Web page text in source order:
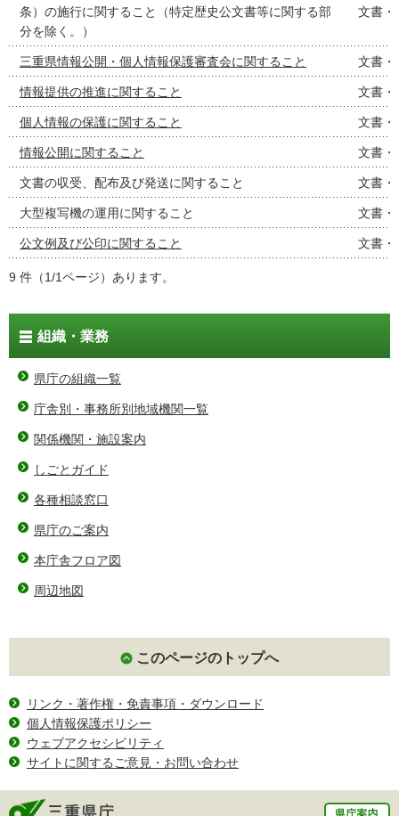
条）の施行に関すること（特定歴史公文書等に関する部
分を除く。）
文書・
三重県情報公開・個人情報保護審査会に関すること 文書・
情報提供の推進に関すること 文書・
個人情報の保護に関すること 文書・
情報公開に関すること 文書・
文書の収受、配布及び発送に関すること 文書・
大型複写機の運用に関すること 文書・
公文例及び公印に関すること 文書・
9 件（1/1ページ）あります。
組織・業務
県庁の組織一覧
庁舎別・事務所別地域機関一覧
関係機関・施設案内
しごとガイド
各種相談窓口
県庁のご案内
本庁舎フロア図
周辺地図
このページのトップへ
リンク・著作権・免責事項・ダウンロード
個人情報保護ポリシー
ウェブアクセシビリティ
サイトに関するご意見・お問い合わせ